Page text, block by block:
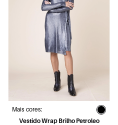
Mais cores:
Vestido Wrap Brilho Petroleo